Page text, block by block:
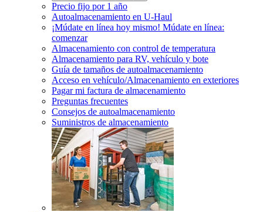
Precio fijo por 1 año
Autoalmacenamiento en U-Haul
¡Múdate en línea hoy mismo! Múdate en línea:
comenzar
Almacenamiento con control de temperatura
Almacenamiento para RV, vehículo y bote
Guía de tamaños de autoalmacenamiento
Acceso en vehículo/Almacenamiento en exteriores
Pagar mi factura de almacenamiento
Preguntas frecuentes
Consejos de autoalmacenamiento
Suministros de almacenamiento